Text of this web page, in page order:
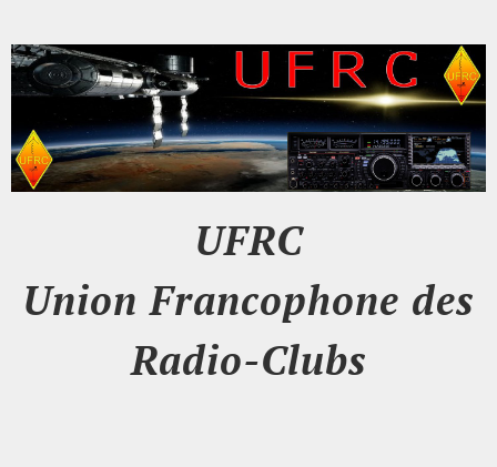
UFRC
Union Francophone des
Radio-Clubs